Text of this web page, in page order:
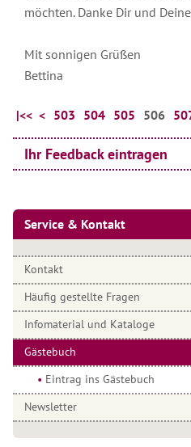
möchten. Danke Dir und
Mit sonnigen Grüßen
Bettina
|<< < 503 504 505 506
Ihr Feedback eintragen
Service & Kontakt
Kontakt
Häufig gestellte Fragen
Infomaterial und Kataloge
Gästebuch
Eintrag ins Gästebuch
Newsletter